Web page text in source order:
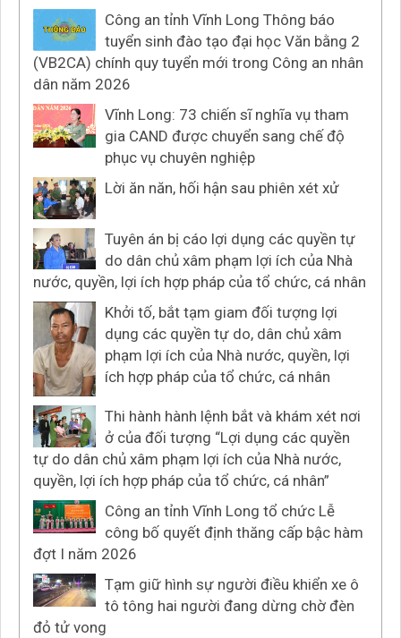
Công an tỉnh Vĩnh Long Thông báo
tuyển sinh đào tạo đại học Văn bằng 2
(VB2CA) chính quy tuyển mới trong Công an nhân
dân năm 2026
Vĩnh Long: 73 chiến sĩ nghĩa vụ tham
gia CAND được chuyển sang chế độ
phục vụ chuyên nghiệp
Lời ăn năn, hối hận sau phiên xét xử
Tuyên án bị cáo lợi dụng các quyền tự
do dân chủ xâm phạm lợi ích của Nhà
nước, quyền, lợi ích hợp pháp của tổ chức, cá nhân
Khởi tố, bắt tạm giam đối tượng lợi
dụng các quyền tự do, dân chủ xâm
phạm lợi ích của Nhà nước, quyền, lợi
ích hợp pháp của tổ chức, cá nhân
Thi hành hành lệnh bắt và khám xét nơi
ở của đối tượng “Lợi dụng các quyền
tự do dân chủ xâm phạm lợi ích của Nhà nước,
quyền, lợi ích hợp pháp của tổ chức, cá nhân”
Công an tỉnh Vĩnh Long tổ chức Lễ
công bố quyết định thăng cấp bậc hàm
đợt I năm 2026
Tạm giữ hình sự người điều khiển xe ô
tô tông hai người đang dừng chờ đèn
đỏ tử vong